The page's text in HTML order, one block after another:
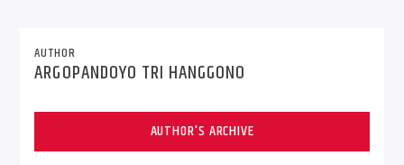
AUTHOR
ARGOPANDOYO TRI HANGGONO
AUTHOR'S ARCHIVE